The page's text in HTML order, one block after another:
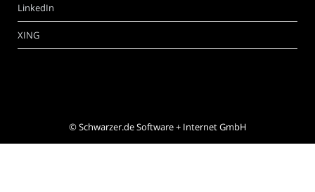
LinkedIn
XING
©Schwarzer.de Software + Internet GmbH